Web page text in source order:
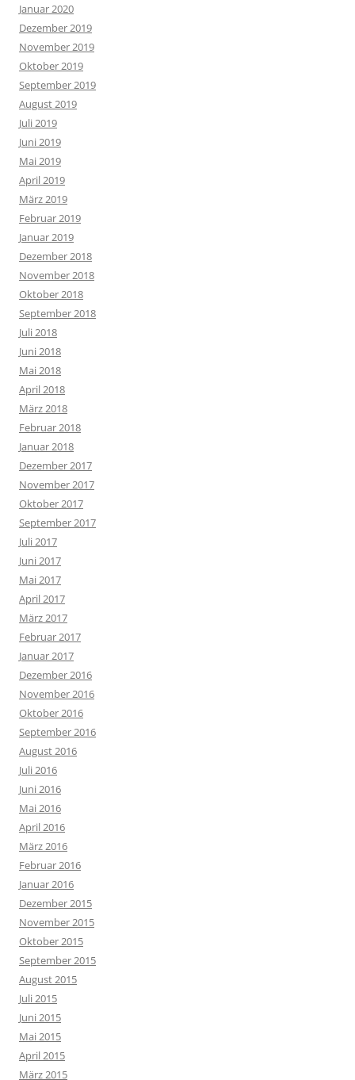
Januar 2020
Dezember 2019
November 2019
Oktober 2019
September 2019
August 2019
Juli 2019
Juni 2019
Mai 2019
April 2019
März 2019
Februar 2019
Januar 2019
Dezember 2018
November 2018
Oktober 2018
September 2018
Juli 2018
Juni 2018
Mai 2018
April 2018
März 2018
Februar 2018
Januar 2018
Dezember 2017
November 2017
Oktober 2017
September 2017
Juli 2017
Juni 2017
Mai 2017
April 2017
März 2017
Februar 2017
Januar 2017
Dezember 2016
November 2016
Oktober 2016
September 2016
August 2016
Juli 2016
Juni 2016
Mai 2016
April 2016
März 2016
Februar 2016
Januar 2016
Dezember 2015
November 2015
Oktober 2015
September 2015
August 2015
Juli 2015
Juni 2015
Mai 2015
April 2015
März 2015